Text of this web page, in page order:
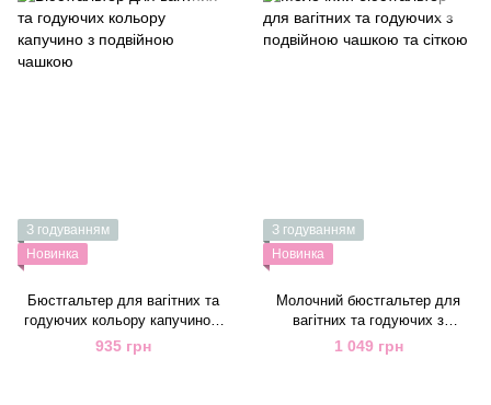
З годуванням
Новинка
Бюстгальтер для вагітних та
годуючих кольору капучино з
подвійною чашкою
935 грн
З годуванням
Новинка
Молочний бюстгальтер для
вагітних та годуючих з
подвійною чашкою та сіткою
1 049 грн